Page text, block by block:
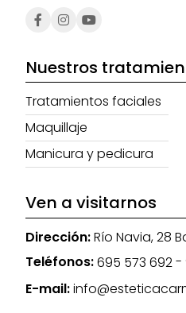
Nuestros
Tratamientos faciales
Maquillaje
Manicura y pedicura
Ven a visitarnos
Dirección:Río Navia, 28
Teléfonos:695 573 692-
E-mail: